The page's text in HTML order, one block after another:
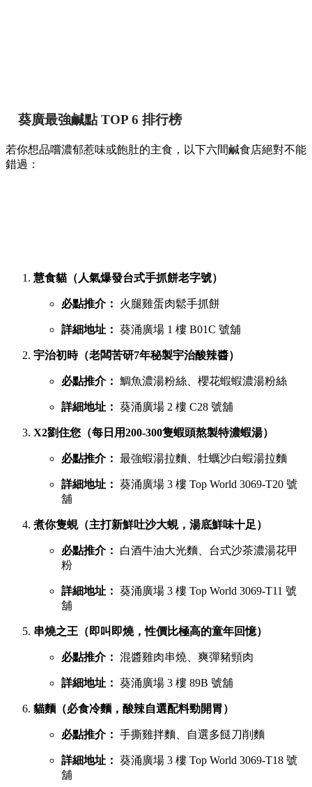
葵廣最強鹹點 TOP 6 排行榜
若你想品嚐濃郁惹味或飽肚的主食，以下六間鹹食店絕對不能
錯過：
慧食貓（人氣爆發台式手抓餅老字號）
必點推介： 火腿雞蛋肉鬆手抓餅
詳細地址： 葵涌廣場 1 樓 B01C 號舖
宇治初時（老闆苦研7年秘製宇治酸辣醬）
必點推介： 鯛魚濃湯粉絲、櫻花蝦蝦濃湯粉絲
詳細地址： 葵涌廣場 2 樓 C28 號舖
X2劉住您（每日用200-300隻蝦頭熬製特濃蝦湯）
必點推介： 最強蝦湯拉麵、牡蠣沙白蝦湯拉麵
詳細地址： 葵涌廣場 3 樓 Top World 3069-T20 號
舖
煮你隻蜆（主打新鮮吐沙大蜆，湯底鮮味十足）
必點推介：
白酒牛油大光麵、台式沙茶濃湯花甲
粉
詳細地址： 葵涌廣場 3 樓 Top World 3069-T11 號
舖
串燒之王（即叫即燒，性價比極高的童年回憶）
必點推介： 混醬雞肉串燒、爽彈豬頸肉
詳細地址： 葵涌廣場 3 樓 89B 號舖
貓麵（必食冷麵，酸辣自選配料勁開胃）
必點推介： 手撕雞拌麵、自選多餸刀削麵
詳細地址： 葵涌廣場 3 樓 Top World 3069-T18 號
舖